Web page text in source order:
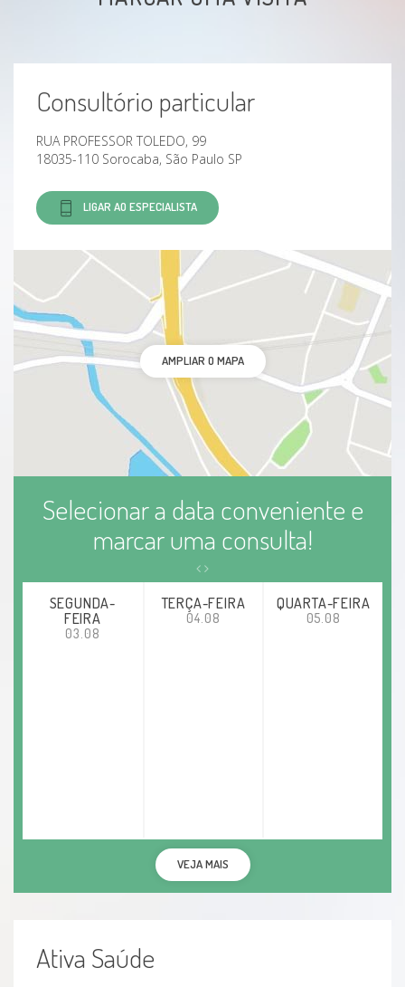
Consultório particular
RUA PROFESSOR TOLEDO, 99
18035-110 Sorocaba, São Paulo SP
LIGAR AO ESPECIALISTA
AMPLIAR O MAPA
Selecionar a data conveniente e
marcar uma consulta!
SEGUNDA-
FEIRA
03.08
TERÇA-FEIRA
04.08
QUARTA-FEIRA
05.08
VEJA MAIS
Ativa Saúde